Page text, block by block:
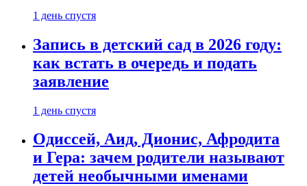
1 день спустя
Запись в детский сад в 2026 году:
как встать в очередь и подать
заявление
1 день спустя
Одиссей, Аид, Дионис, Афродита
и Гера: зачем родители называют
детей необычными именами